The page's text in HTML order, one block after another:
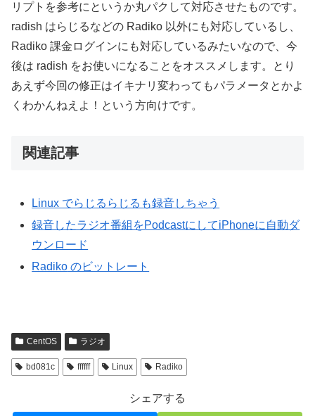
リプトを参考にというか丸パクして対応させたものです。
radish はらじるなどの Radiko 以外にも対応しているし、
Radiko 課金ログインにも対応しているみたいなので、今
後は radish をお使いになることをオススメします。とり
あえず今回の修正はイキナリ変わってもパラメータとかよ
くわかんねえよ！という方向けです。
関連記事
Linux でらじるらじるも録音しちゃう
録音したラジオ番組をPodcastにしてiPhoneに自動ダ
ウンロード
Radiko のビットレート
CentOS ラジオ
bd081c ffffff Linux Radiko
シェアする